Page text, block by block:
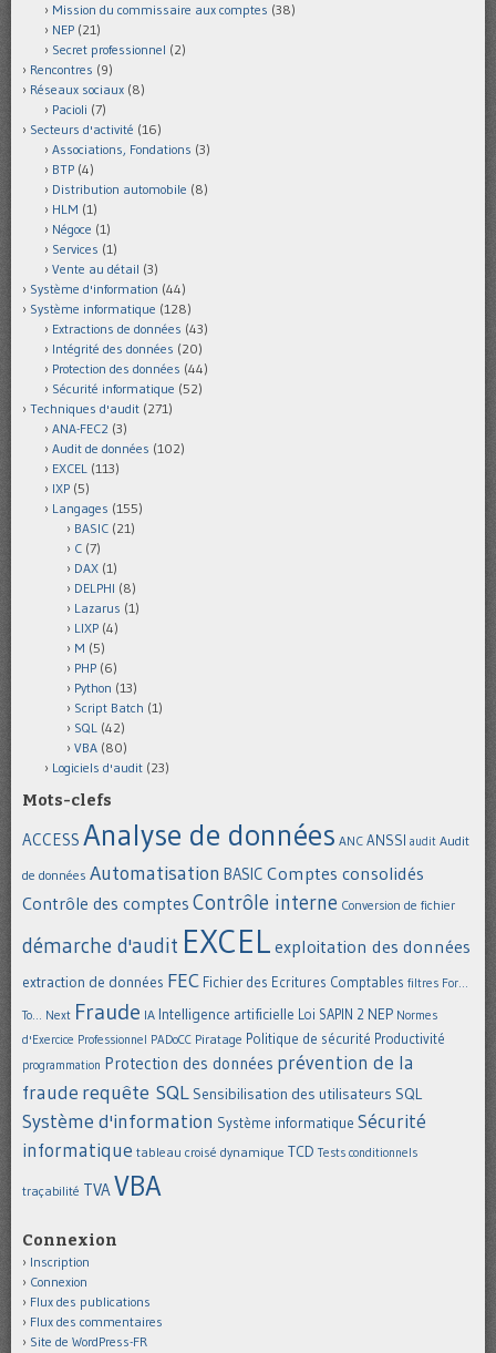
Mission du commissaire aux comptes (38)
NEP (21)
Secret professionnel (2)
Rencontres (9)
Réseaux sociaux (8)
Pacioli (7)
Secteurs d'activité (16)
Associations, Fondations (3)
BTP (4)
Distribution automobile (8)
HLM (1)
Négoce (1)
Services (1)
Vente au détail (3)
Système d'information (44)
Système informatique (128)
Extractions de données (43)
Intégrité des données (20)
Protection des données (44)
Sécurité informatique (52)
Techniques d'audit (271)
ANA-FEC2 (3)
Audit de données (102)
EXCEL (113)
IXP (5)
Langages (155)
BASIC (21)
C (7)
DAX (1)
DELPHI (8)
Lazarus (1)
LIXP (4)
M (5)
PHP (6)
Python (13)
Script Batch (1)
SQL (42)
VBA (80)
Logiciels d'audit (23)
Mots-clefs
ACCESS Analyse de données ANC ANSSI audit Audit
de données Automatisation BASIC Comptes consolidés
Contrôle des comptes Contrôle interne Conversion de fichier
démarche d'audit EXCEL exploitation des données
extraction de données FEC Fichier des Ecritures Comptables filtres For...
To... Next Fraude IA Intelligence artificielle Loi SAPIN 2 NEP Normes
d'Exercice Professionnel PADoCC Piratage Politique de sécurité Productivité
programmation Protection des données prévention de la
fraude requête SQL Sensibilisation des utilisateurs SQL
Système d'information Système informatique Sécurité
informatique tableau croisé dynamique TCD Tests conditionnels
traçabilité TVAVBA
Connexion
Inscription
Connexion
Flux des publications
Flux des commentaires
Site de WordPress-FR